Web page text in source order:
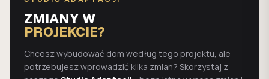
ZMIANY W
PROJEKCIE?
Chcesz wybudować dom według tego projektu, ale
potrzebujesz wprowadzić kilka zmian? Skorzystaj z